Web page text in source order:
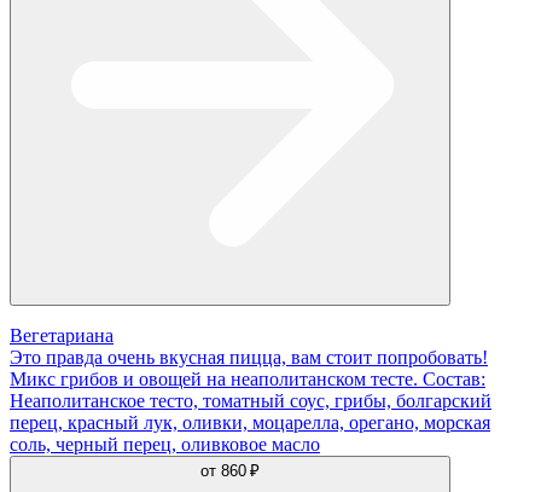
Вегетариана
Это правда очень вкусная пицца, вам стоит попробовать!
Микс грибов и овощей на неаполитанском тесте. Состав:
Неаполитанское тесто, томатный соус, грибы, болгарский
перец, красный лук, оливки, моцарелла, орегано, морская
соль, черный перец, оливковое масло
от 860 ₽